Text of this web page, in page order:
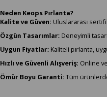
Neden Keops Pırlanta?
Kalite ve Güven: Uluslararası
Özgün Tasarımlar: Deneyimli
Uygun Fiyatlar: Kaliteli pırlanta,
Hızlı ve Güvenli Alışveriş: Online
Ömür Boyu Garanti: Tüm